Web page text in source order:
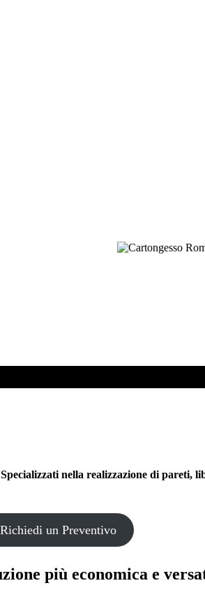
nella realizzazione di pareti,
Richiedi un Preventivo
più economica e